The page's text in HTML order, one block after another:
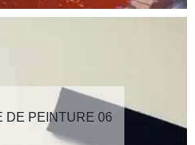
DE PEINTURE 06